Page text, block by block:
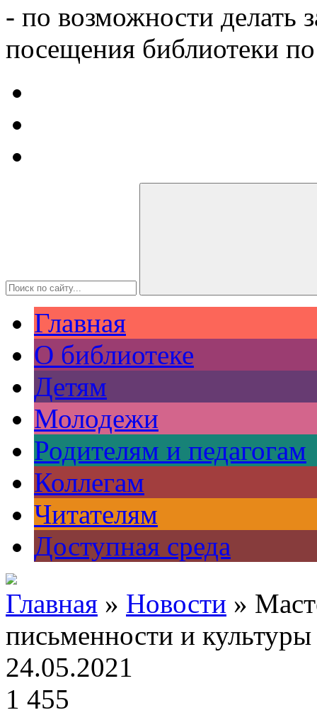
- по возможности делать
посещения библиотеки
Главная
О библиотеке
Детям
Молодежи
Родителям и педагогам
Коллегам
Читателям
Доступная среда
Главная » Новости »
письменности и культуры
24.05.2021
1 455